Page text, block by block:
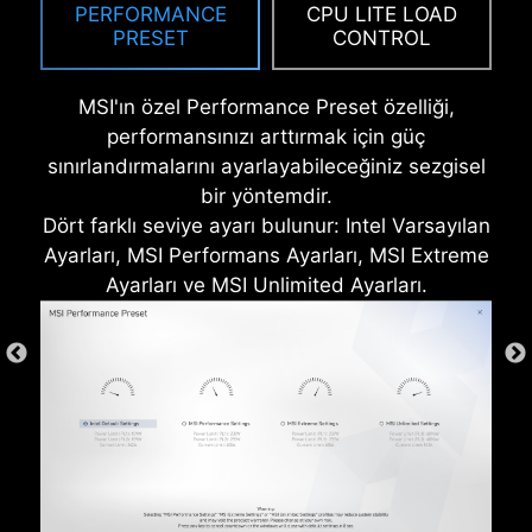
PERFORMANCE
PRESET
CPU LITE LOAD
CONTROL
MSI'ın özel Performance Preset özelliği,
performansınızı arttırmak için güç
sınırlandırmalarını ayarlayabileceğiniz sezgisel
bir yöntemdir.
Dört farklı seviye ayarı bulunur: Intel Varsayılan
Ayarları, MSI Performans Ayarları, MSI Extreme
Ayarları ve MSI Unlimited Ayarları.
* Görseller yalnızca temsil amaçlıdır. Detaylar için
teknik özelliklere göz atınız.
AŞIRI AKIM KORUMASI
portları, DDR bellekler, PWM entegreleri ve CPU